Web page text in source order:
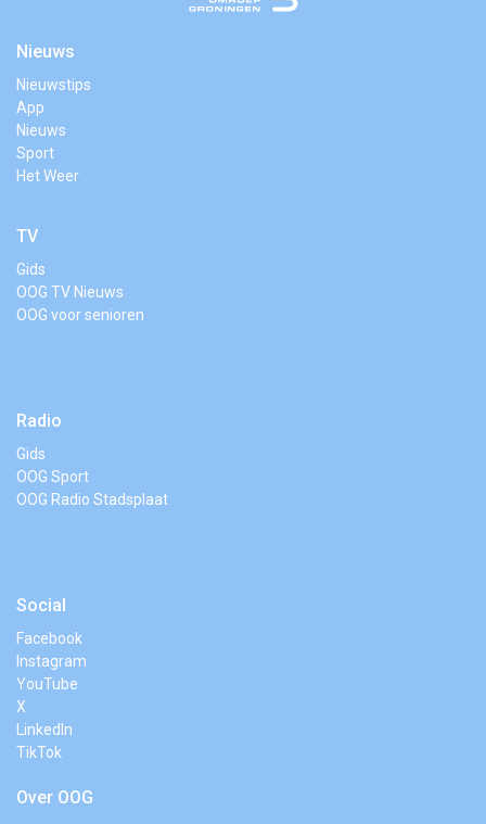
Nieuws
Nieuwstips
App
Nieuws
Sport
Het Weer
TV
Gids
OOG TV Nieuws
OOG voor senioren
Radio
Gids
OOG Sport
OOG Radio Stadsplaat
Social
Facebook
Instagram
YouTube
X
LinkedIn
TikTok
Over OOG